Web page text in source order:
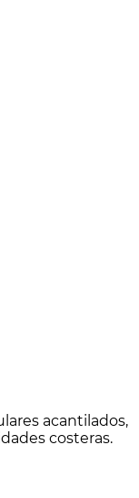
acantilados,
costeras.